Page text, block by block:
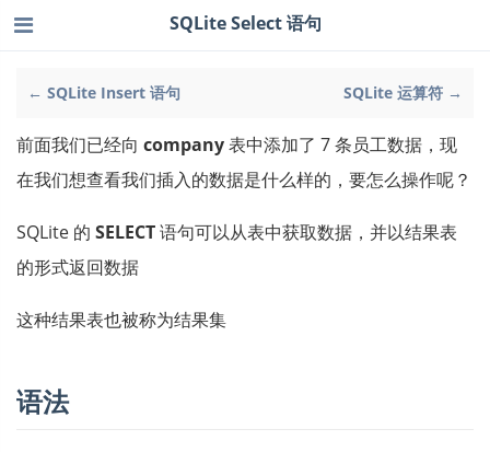
← SQLite Insert 语句 SQLite 运算符 →
SQLite Select 语句
前面我们已经向 company表中添加了 7 条员工数据，现
在我们想查看我们插入的数据是什么样的，要怎么操作呢？
SQLite 的 SELECT语句可以从表中获取数据，并以结果表
的形式返回数据
这种结果表也被称为结果集
语法